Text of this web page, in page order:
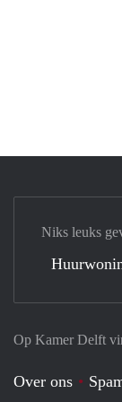
Op Kamer Delft
Over ons
Niks leuks